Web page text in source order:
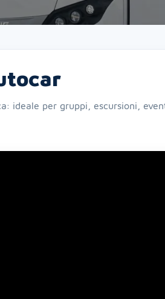
ideale per gruppi, escursioni,